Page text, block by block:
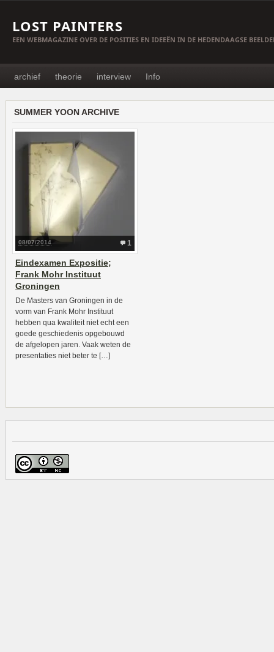
LOST PAINTERS
EEN WEBMAGAZINE OVER DE POSITIES EN IDEEËN IN DE HEDENDAAGSE
archief theorie interview Info
SUMMER YOON ARCHIVE
1
08/07/2014
Eindexamen Expositie;
Frank Mohr Instituut
Groningen
De Masters van Groningen in de
vorm van Frank Mohr Instituut
hebben qua kwaliteit niet echt een
goede geschiedenis opgebouwd
de afgelopen jaren. Vaak weten de
presentaties niet beter te […]